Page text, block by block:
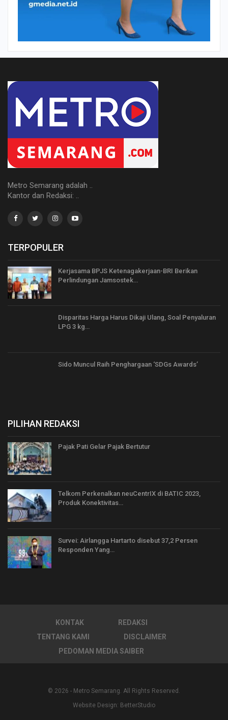
Metro Semarang adalah ..
Kantor dan Redaksi: ..
TERPOPULER
Kerjasama BPJS Ketenagakerjaan-BRI Berikan
Perlindungan Jamsostek…
Disparitas Harga Harus Dikaji Ulang, Soal Penyaluran
LPG 3 kg…
Sido Muncul Raih Penghargaan ‘SDGs Awards’
PILIHAN REDAKSI
Pajak Pati Gelar Pajak Bertutur
Telkom Perkenalkan neuCentrIX di BATIC 2023,
Produk Konektivitas…
Survei: Airlangga Hartarto disebut 37,2 Persen
Responden Yang…
KONTAK
REDAKSI
TENTANG KAMI
DISCLAIMER
PEDOMAN MEDIA SAIBER
© 2026 - Metro Semarang. All Rights Reserved.
Website Design: BetterStudio